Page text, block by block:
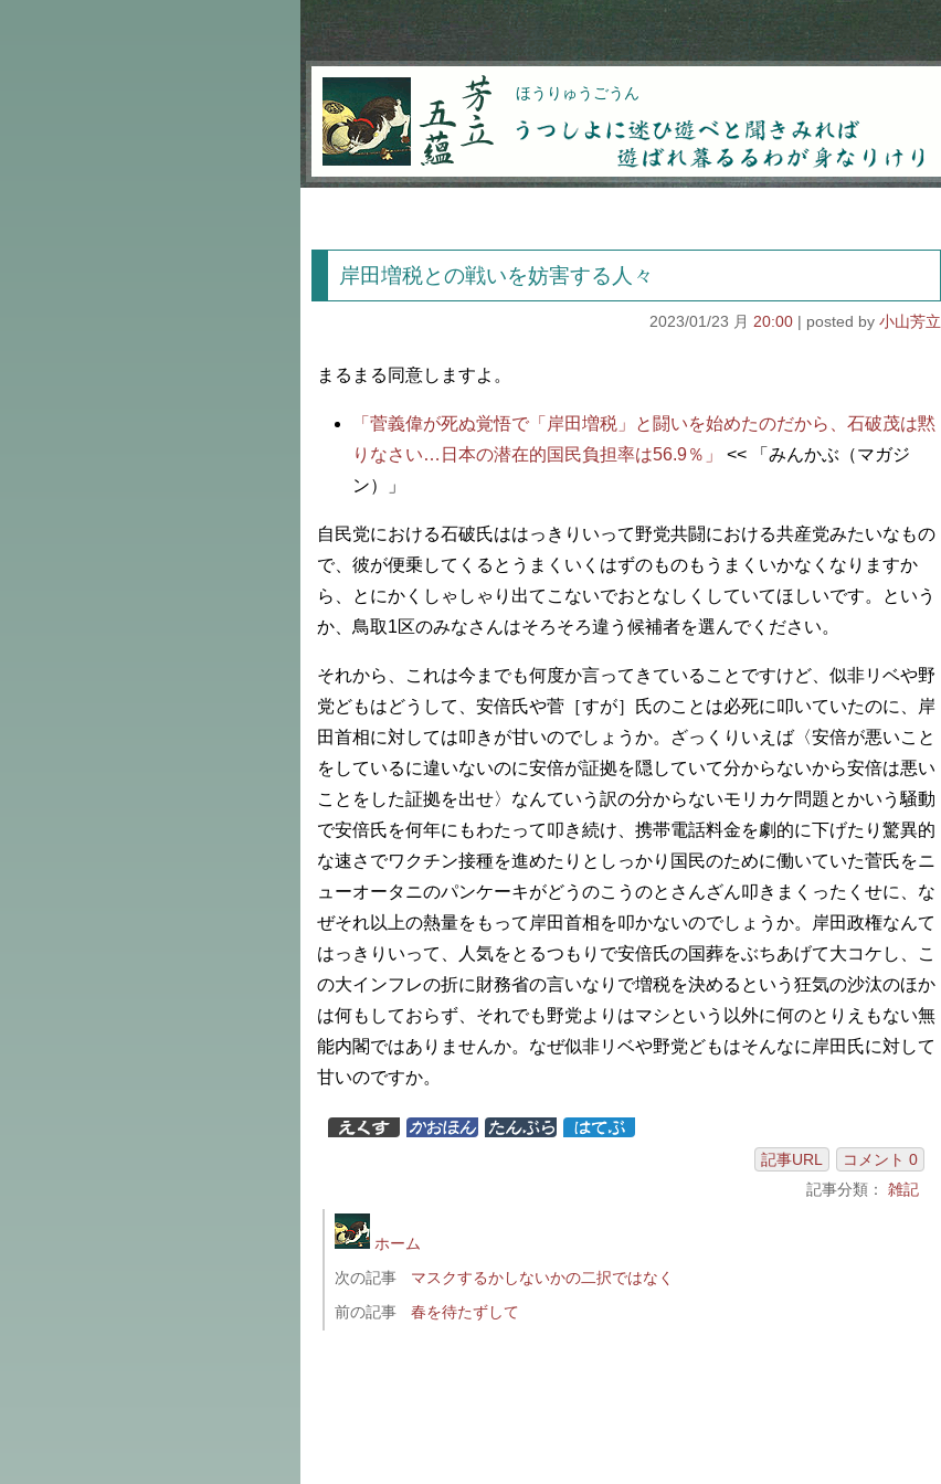
芳立五蘊 ほうりゅうごうん
うつしよに迷ひ遊べと聞きみれば遊ばれ暮るるわが
岸田増税との戦いを妨害する人々
2023/01/23 月 20:00 小山芳立
まるまる同意しますよ。
「菅義偉が死ぬ覚悟で「岸田増税」と闘いを始めたのだから、石破茂は黙
りなさい…日本の潜在的国民負担率は56.9％」
<< 「みんかぶ（マガジ
ン）」
自民党における石破氏ははっきりいって野党共闘における共産党みたいなもの
で、彼が便乗してくるとうまくいくはずのものもうまくいかなくなりますか
ら、とにかくしゃしゃり出てこないでおとなしくしていてほしいです。という
か、鳥取1区のみなさんはそろそろ違う候補者を選んでください。
それから、これは今までも何度か言ってきていることですけど、似非リベや野
党どもはどうして、安倍氏や菅［すが］氏のことは必死に叩いていたのに、岸
田首相に対しては叩きが甘いのでしょうか。ざっくりいえば〈安倍が悪いこと
をしているに違いないのに安倍が証拠を隠していて分からないから安倍は悪い
ことをした証拠を出せ〉なんていう訳の分からないモリカケ問題とかいう騒動
で安倍氏を何年にもわたって叩き続け、携帯電話料金を劇的に下げたり驚異的
な速さでワクチン接種を進めたりとしっかり国民のために働いていた菅氏をニ
ューオータニのパンケーキがどうのこうのとさんざん叩きまくったくせに、な
ぜそれ以上の熱量をもって岸田首相を叩かないのでしょうか。岸田政権なんて
はっきりいって、人気をとるつもりで安倍氏の国葬をぶちあげて大コケし、こ
の大インフレの折に財務省の言いなりで増税を決めるという狂気の沙汰のほか
は何もしておらず、それでも野党よりはマシという以外に何のとりえもない無
能内閣ではありませんか。なぜ似非リベや野党どもはそんなに岸田氏に対して
甘いのですか。
記事URL
コメント 0
記事分類： 雑記
ホーム
次の記事
マスクするかしないかの二択ではなく
前の記事
春を待たずして